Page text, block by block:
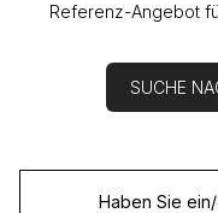
Referenz-Angebot
SUCHE
Haben Sie